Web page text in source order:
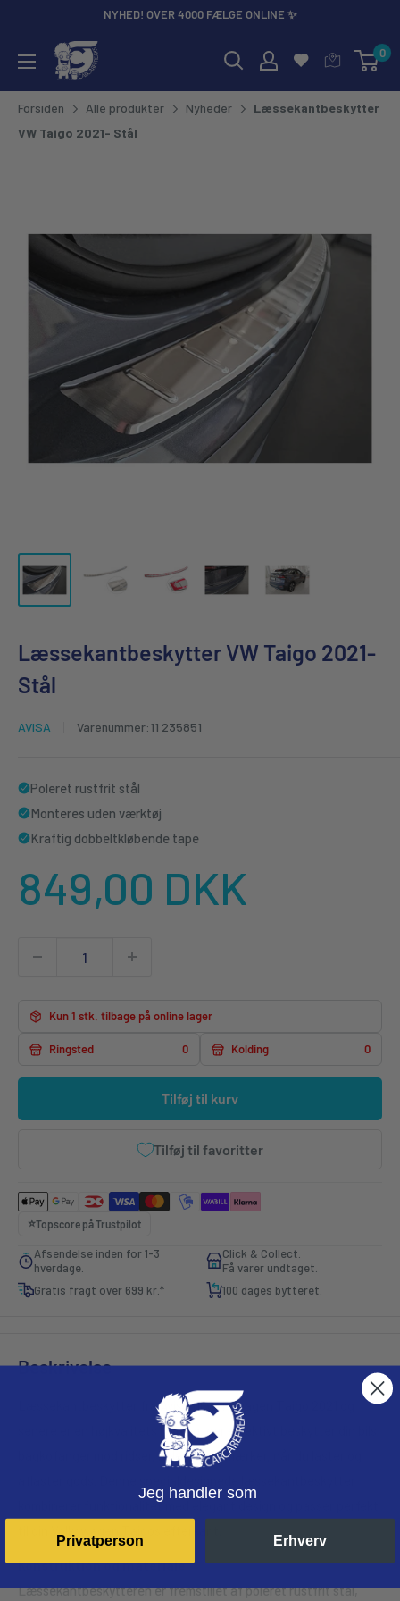
NYHED! OVER 4000 FÆLGE ONLINE ✨
CarCare Freaks - Bilpleje & Tilbehør til Entusiaster og 0
Forsiden Alle produkter Nyheder
Læssekantbeskytter
VW Taigo 2021- Stål
Læssekantbeskytter VW Taigo 2021-
Stål
AVISA Varenummer:11 235851
Poleret rustfrit stål
Monteres uden værktøj
Kraftig dobbeltkløbende tape
Udsalgspris
849,00 DKK
Kun 1 stk. tilbage på online lager
Ringsted 0 Kolding 0
Tilføj til kurv
Tilføj til favoritter
⭐️Topscore påTrustpilot
Afsendelse inden for 1-3
hverdage.
Click & Collect.
Få varer undtaget.
Gratis fragt over 699 kr.*
100 dages bytteret.
Beskrivelse
Læssekantbeskytter fra Avisa til Volkswagen Taigo 2021 og
senere er en højkvalitets løsning, der effektivt beskytter din bils
bagkofanger mod ridser, buler og slidmærker, når du laster og
kombinerer funktionalitet med elegant design og passer perfekt
Konstruktion og materiale
Læssekantbeskytteren er fremstillet af poleret rustfrit stål,
Jeg handler som
Privatperson Erhverv